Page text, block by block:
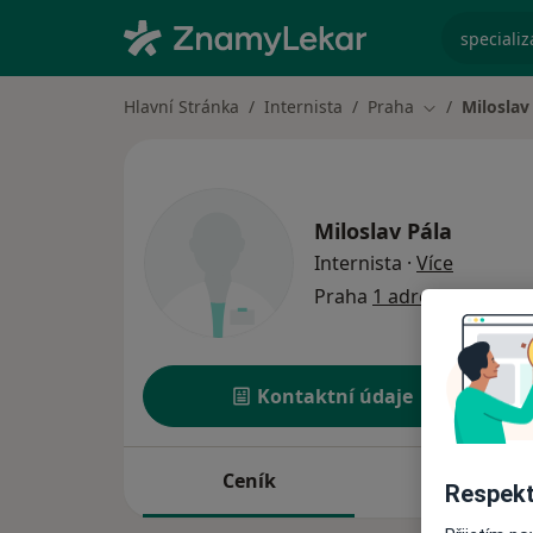
Hlavní Stránka Internista Praha Změna města
Miloslav
Miloslav Pála
Internista · Více
Praha 1 adresa
Kontaktní údaje
Ceník Adresy